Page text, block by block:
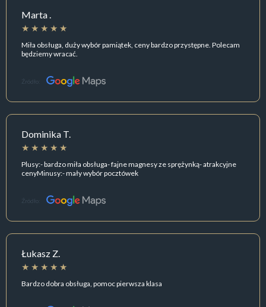
Marta .
Miła obsługa, duży wybór pamiątek, ceny bardzo przystępne. Polecam
będziemy wracać.
Źródło:
Dominika T.
Plusy:- bardzo miła obsługa- fajne magnesy ze sprężynką- atrakcyjne
cenyMinusy:- mały wybór pocztówek
Źródło:
Łukasz Z.
Bardzo dobra obsługa, pomoc pierwsza klasa